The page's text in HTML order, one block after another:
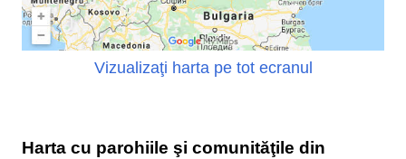
Vizualizaţi harta pe tot ecranul
Harta cu parohiile şi comunităţile din